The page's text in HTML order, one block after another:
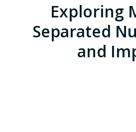
Exploring
Separated
and